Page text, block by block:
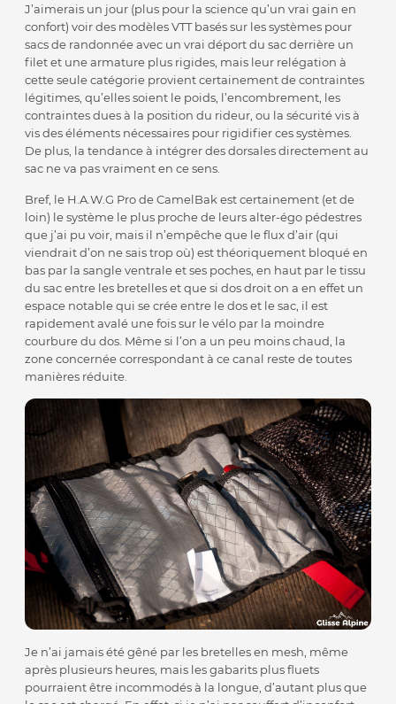
J’aimerais un jour (plus pour la science qu’un vrai gain en
confort) voir des modèles VTT basés sur les systèmes pour
sacs de randonnée avec un vrai déport du sac derrière un
filet et une armature plus rigides, mais leur relégation à
cette seule catégorie provient certainement de contraintes
légitimes, qu’elles soient le poids, l’encombrement, les
contraintes dues à la position du rideur, ou la sécurité vis à
vis des éléments nécessaires pour rigidifier ces systèmes.
De plus, la tendance à intégrer des dorsales directement au
sac ne va pas vraiment en ce sens.
Bref, le H.A.W.G Pro de CamelBak est certainement (et de
loin) le système le plus proche de leurs alter-égo pédestres
que j’ai pu voir, mais il n’empêche que le flux d’air (qui
viendrait d’on ne sais trop où) est théoriquement bloqué en
bas par la sangle ventrale et ses poches, en haut par le tissu
du sac entre les bretelles et que si dos droit on a en effet un
espace notable qui se crée entre le dos et le sac, il est
rapidement avalé une fois sur le vélo par la moindre
courbure du dos. Même si l’on a un peu moins chaud, la
zone concernée correspondant à ce canal reste de toutes
manières réduite.
Je n’ai jamais été gêné par les bretelles en mesh, même
après plusieurs heures, mais les gabarits plus fluets
pourraient être incommodés à la longue, d’autant plus que